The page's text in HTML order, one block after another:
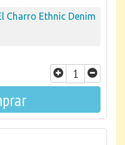
Charro Ethnic Denim